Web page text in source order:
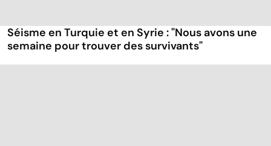
Séisme en Turquie et en Syrie : "Nous avons une
semaine pour trouver des survivants"